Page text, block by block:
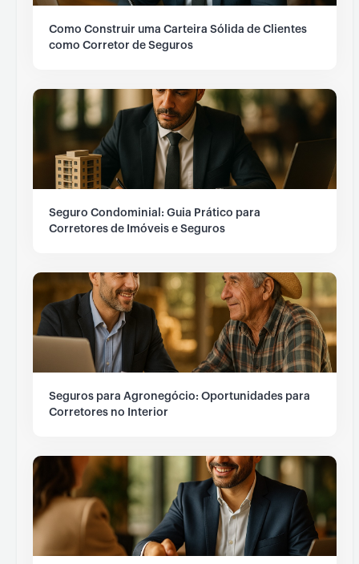
Como Construir uma Carteira Sólida de Clientes
como Corretor de Seguros
Seguro Condominial: Guia Prático para
Corretores de Imóveis e Seguros
Seguros para Agronegócio: Oportunidades para
Corretores no Interior